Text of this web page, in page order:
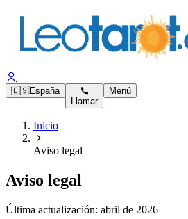
🇪🇸España
Llamar
Menú
Inicio
Aviso legal
Aviso legal
Última actualización: abril de 2026